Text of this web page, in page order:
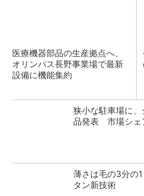
医療機器部品の生産拠点へ、
オリンパス長野事業場で最新
設備に機能集約
狭小な駐車場に
品発表 市場シェ
薄さは毛の3分の
タン新技術